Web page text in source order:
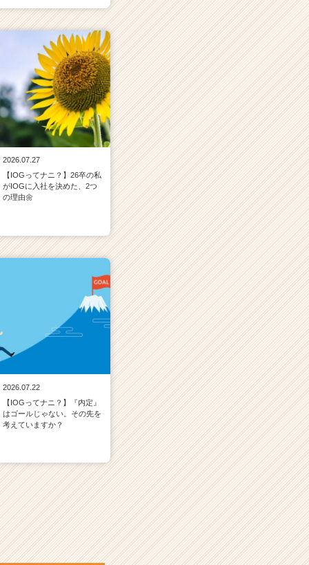
2026.07.27
【IOGってナニ？】26卒の私
がIOGに入社を決めた、2つ
の理由🌼
2026.07.22
【IOGってナニ？】『内定』
はゴールじゃない。その先を
考えていますか？